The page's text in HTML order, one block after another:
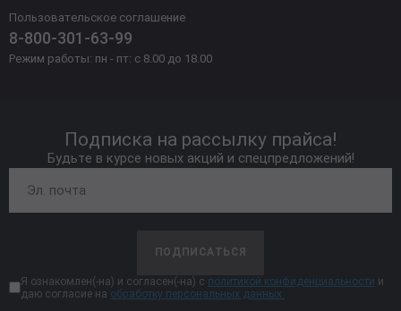
Пользовательское соглашение
8-800-301-63-99
Режим работы: пн - пт: с 8.00 до 18.00
Подписка на рассылку прайса!
Будьте в курсе новых акций и спецпредложений!
ПОДПИСАТЬСЯ
Я ознакомлен(-на) и согласен(-на) с политикой конфиденциальности и
даю согласие на обработку персональных данных.